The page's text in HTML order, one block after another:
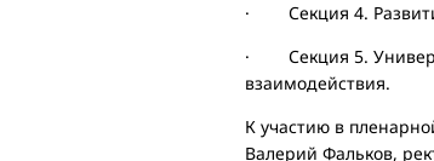
· Секция 4.
· Секция 5.
взаимодействия.
К участию в
Валерий Фальков,